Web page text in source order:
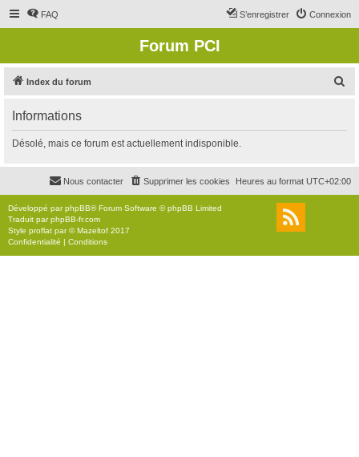
FAQ Connexion
S’enregistrer
Forum PCI
Index du forum
r
c
r
Informations
Désolé, mais ce forum est actuellement indisponible.
Heures au format UTC+02:00
Supprimer les cookies
Nous contacter
Développé parphpBB® Forum Software © phpBB Limited
Traduit parphpBB-fr.com
Style proflat par ©Mazeltof 2017
Confidentialité | Conditions